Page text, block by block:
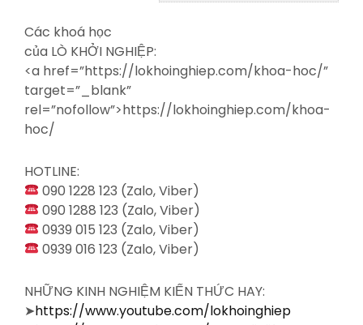
Các khoá học
của LÒ KHỞI NGHIỆP:
<a href=”https://lokhoinghiep.com/khoa-hoc/”
target=”_blank”
rel=”nofollow”>https://lokhoinghiep.com/khoa-
hoc/
HOTLINE:
090 1228 123 (Zalo, Viber)
090 1288 123 (Zalo, Viber)
0939 015 123 (Zalo, Viber)
0939 016 123 (Zalo, Viber)
NHỮNG KINH NGHIỆM KIẾN THỨC HAY:
➤https://www.youtube.com/lokhoinghiep